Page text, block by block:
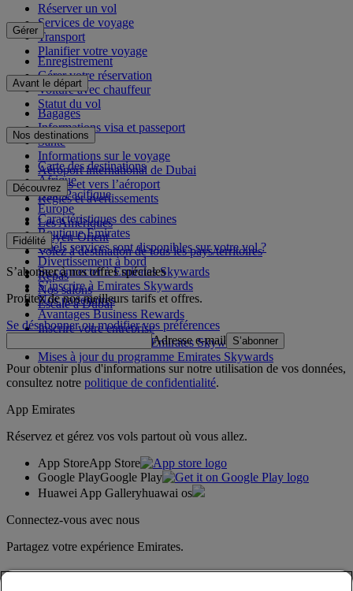
Réserver un vol
Services de voyage
Transport
Planifier votre voyage
Gérer
Enregistrement
Gérer votre réservation
Voiture avec chauffeur
Statut du vol
Avant le départ
Bagages
Informations visa et passeport
Santé
Informations sur le voyage
Aéroport international de Dubai
Depuis et vers l’aéroport
Règles et avertissements
Nos destinations
Carte des destinations
Afrique
Asie-Pacifique
Europe
Les Amériques
Moyen-Orient
Volez à destination de tous les pays/territoires
Découvrez
Caractéristiques des cabines
Boutique Emirates
Quels services sont disponibles sur votre vol ?
Divertissement à bord
Repas
Nos salons
Escale à Dubai
Fidélité
Se connecter à Emirates Skywards
S’inscrire à Emirates Skywards
Nos partenaires
Avantages Business Rewards
Inscrire votre entreprise
Règles du programme Emirates Skywards
Mises à jour du programme Emirates Skywards
S’abonner à nos offres spéciales
Profitez de nos meilleurs tarifs et offres.
Se désabonner ou modifier vos préférences
Adresse e-mail S’abonner
Pour obtenir plus d'informations sur notre utilisation de vos données,
consultez notre politique de confidentialité.
App Emirates
Réservez et gérez vos vols partout où vous allez.
App StoreApp Store
Google PlayGoogle Play
Huawei App Galleryhuawai os
Connectez-vous avec nous
Partagez votre expérience Emirates.